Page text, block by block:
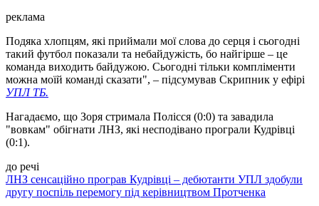
реклама
Подяка хлопцям, які приймали мої слова до серця і сьогодні
такий футбол показали та небайдужість, бо найгірше – це
команда виходить байдужою. Сьогодні тільки компліменти
можна моїй команді сказати", – підсумував Скрипник у ефірі
УПЛ ТБ.
Нагадаємо, що Зоря стримала Полісся (0:0) та завадила
"вовкам" обігнати ЛНЗ, які несподівано програли Кудрівці
(0:1).
до речі
ЛНЗ сенсаційно програв Кудрівці – дебютанти УПЛ здобули
другу поспіль перемогу під керівництвом Протченка